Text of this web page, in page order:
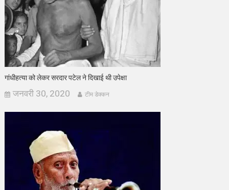
गांधीहत्या को लेकर सरदार पटेल ने दिखाई थी उपेक्षा
जनवरी 30, 2020 टीम डेक्कन